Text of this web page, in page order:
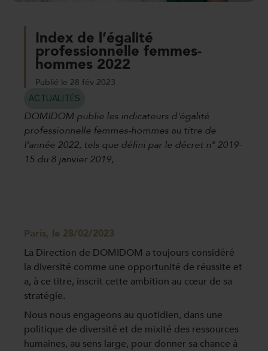
Index de l’égalité
professionnelle femmes-
hommes 2022
Publié le 28 fév 2023
ACTUALITÉS
DOMIDOM publie les indicateurs d'égalité
professionnelle femmes-hommes au titre de
l’année 2022, tels que défini par le décret n° 2019-
15 du 8 janvier 2019,
Paris, le 28/02/2023
La Direction de DOMIDOM a toujours considéré
la diversité comme une opportunité de réussite et
a, à ce titre, inscrit cette ambition au cœur de sa
stratégie.
Nous nous engageons au quotidien, dans une
politique de diversité et de mixité des ressources
humaines, au sens large, pour donner sa chance à